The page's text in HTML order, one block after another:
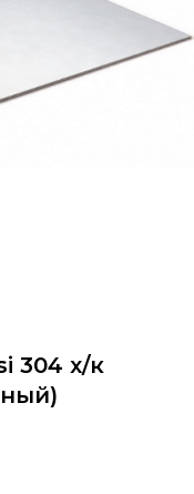
304 х/к